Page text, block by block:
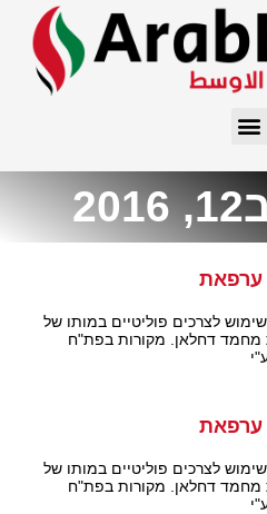
ערפאת
לצרכים פוליטיים במותו של
מחמד דחלאן. מקורות בפת"ח
ערפאת
לצרכים פוליטיים במותו של
מחמד דחלאן. מקורות בפת"ח